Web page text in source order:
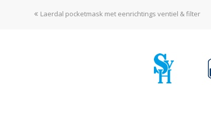
previous
Laerdal pocketmask met eenrichtings ventiel & filter